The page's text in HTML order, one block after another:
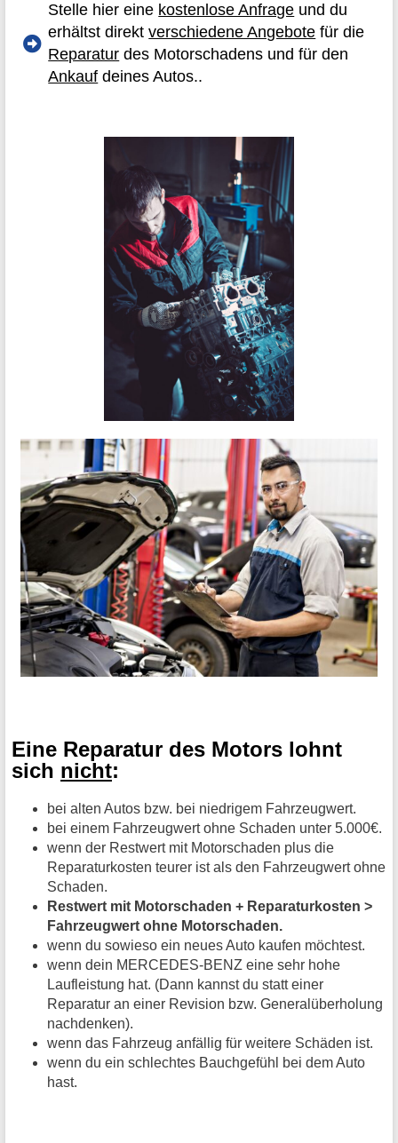
Stelle hier eine kostenlose Anfrage und du
erhältst direktverschiedene Angebote für die
Reparatur des Motorschadens und für den
Ankauf deines Autos..
Eine Reparatur des Motors lohnt
sich nicht:
bei alten Autos bzw. bei niedrigem Fahrzeugwert.
bei einem Fahrzeugwert ohne Schaden unter 5.000€.
wenn der Restwert mit Motorschaden plus die
Reparaturkosten teurer ist als den Fahrzeugwert ohne
Schaden.
Restwert mit Motorschaden + Reparaturkosten >
Fahrzeugwert ohne Motorschaden.
wenn du sowieso ein neues Auto kaufen möchtest.
wenn dein MERCEDES-BENZ eine sehr hohe
Laufleistung hat. (Dann kannst du statt einer
Reparatur an einer Revision bzw. Generalüberholung
nachdenken).
wenn das Fahrzeug anfällig für weitere Schäden ist.
wenn du ein schlechtes Bauchgefühl bei dem Auto
hast.